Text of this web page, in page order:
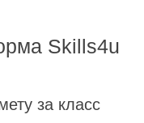
Skills4u
за класс